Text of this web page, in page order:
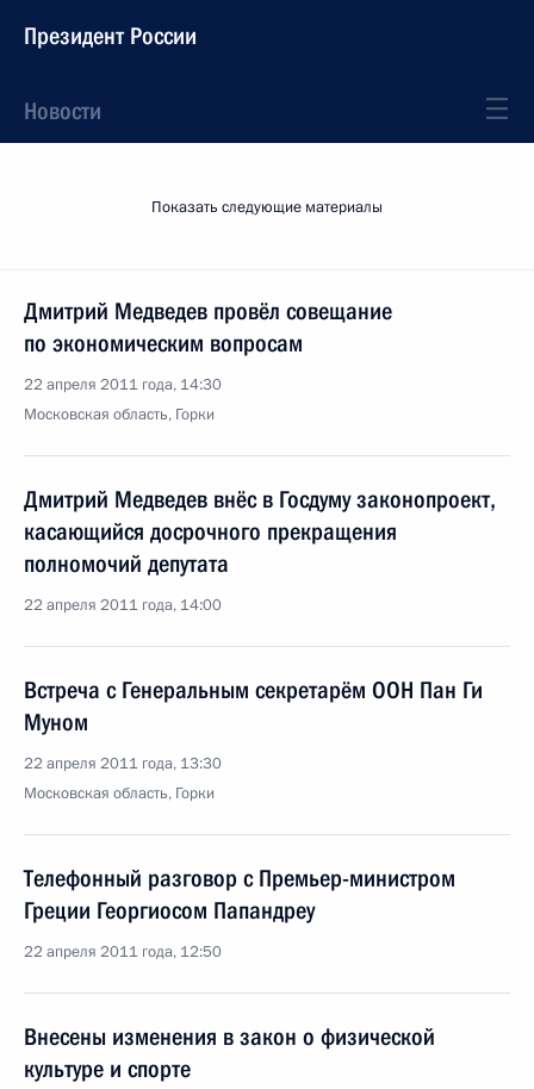
Президент России
Новости
Показать следующие материалы
Дмитрий Медведев провёл совещание
по экономическим вопросам
22 апреля 2011 года, 14:30
Московская область, Горки
Дмитрий Медведев внёс в Госдуму законопроект,
касающийся досрочного прекращения
полномочий депутата
22 апреля 2011 года, 14:00
Встреча с Генеральным секретарём ООН Пан Ги
Муном
22 апреля 2011 года, 13:30
Московская область, Горки
Телефонный разговор с Премьер-министром
Греции Георгиосом Папандреу
22 апреля 2011 года, 12:50
Внесены изменения в закон о физической
культуре и спорте